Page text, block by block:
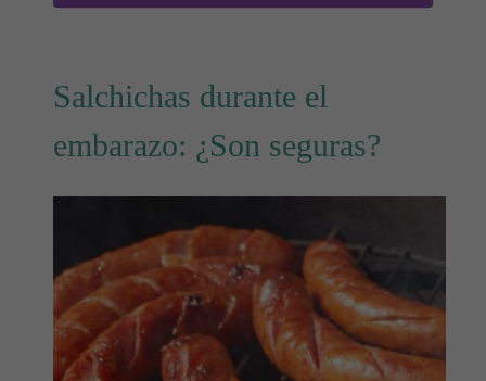
Salchichas durante el
embarazo: ¿Son seguras?